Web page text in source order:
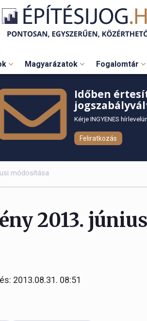
Magyarázatok Fogalomtár
Időben
Kérje INGYENES
Feliratkozás
módosítása
2013.
2013.08.31. 08:51